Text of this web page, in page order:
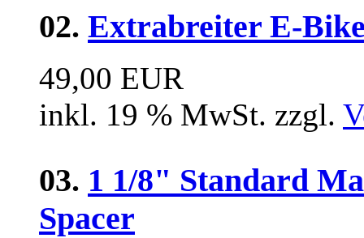
02. Extrabreiter E-
49,00 EUR
inkl. 19 % MwSt. zzgl.
03. 1 1/8" Standard
Spacer